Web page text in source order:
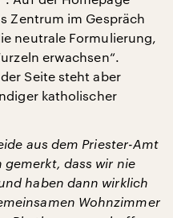
Zentrum im Gespräch
neutrale Formulierung,
erwachsen“.
Seite steht aber
katholischer
aus dem Priester-Amt
dass wir nie
haben dann wirklich
Wohnzimmer